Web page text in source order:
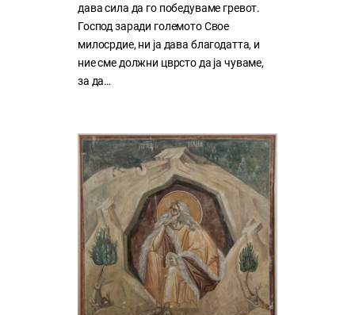
дава сила да го победуваме гревот.
Господ заради големото Свое
милосрдие, ни ја дава благодатта, и
ние сме должни цврсто да ја чуваме,
за да…